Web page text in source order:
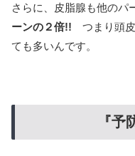
さらに、皮脂腺も他のパ
ーンの２倍!! つまり頭皮
ても多いんです。
『予